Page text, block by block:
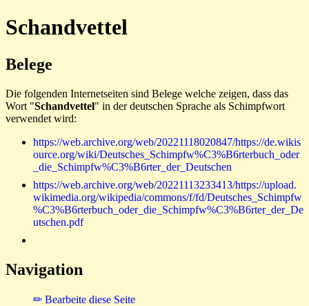
Schandvettel
Belege
Die folgenden Internetseiten sind Belege welche zeigen, dass das
Wort "Schandvettel" in der deutschen Sprache als Schimpfwort
verwendet wird:
https://web.archive.org/web/20221118020847/https://de.wikis
ource.org/wiki/Deutsches_Schimpfw%C3%B6rterbuch_oder
_die_Schimpfw%C3%B6rter_der_Deutschen
https://web.archive.org/web/20221113233413/https://upload.
wikimedia.org/wikipedia/commons/f/fd/Deutsches_Schimpfw
%C3%B6rterbuch_oder_die_Schimpfw%C3%B6rter_der_De
utschen.pdf
Navigation
✏ Bearbeite diese Seite